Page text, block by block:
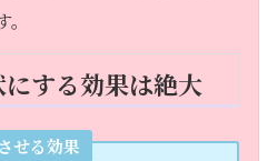
する効果は絶大
せる効果